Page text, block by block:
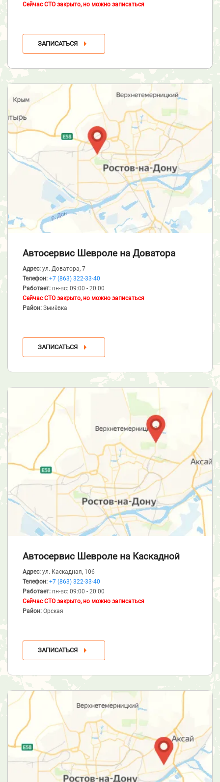
Сейчас СТО закрыто, но можно записаться
ЗАПИСАТЬСЯ
Автосервис Шевроле на Доватора
Адрес: ул. Доватора, 7
Телефон: +7 (863) 322-33-40
Работает: пн-вс: 09:00 - 20:00
Сейчас СТО закрыто, но можно записаться
Район: Змиёвка
ЗАПИСАТЬСЯ
Автосервис Шевроле на Каскадной
Адрес: ул. Каскадная, 106
Телефон: +7 (863) 322-33-40
Работает: пн-вс: 09:00 - 20:00
Сейчас СТО закрыто, но можно записаться
Район: Орская
ЗАПИСАТЬСЯ